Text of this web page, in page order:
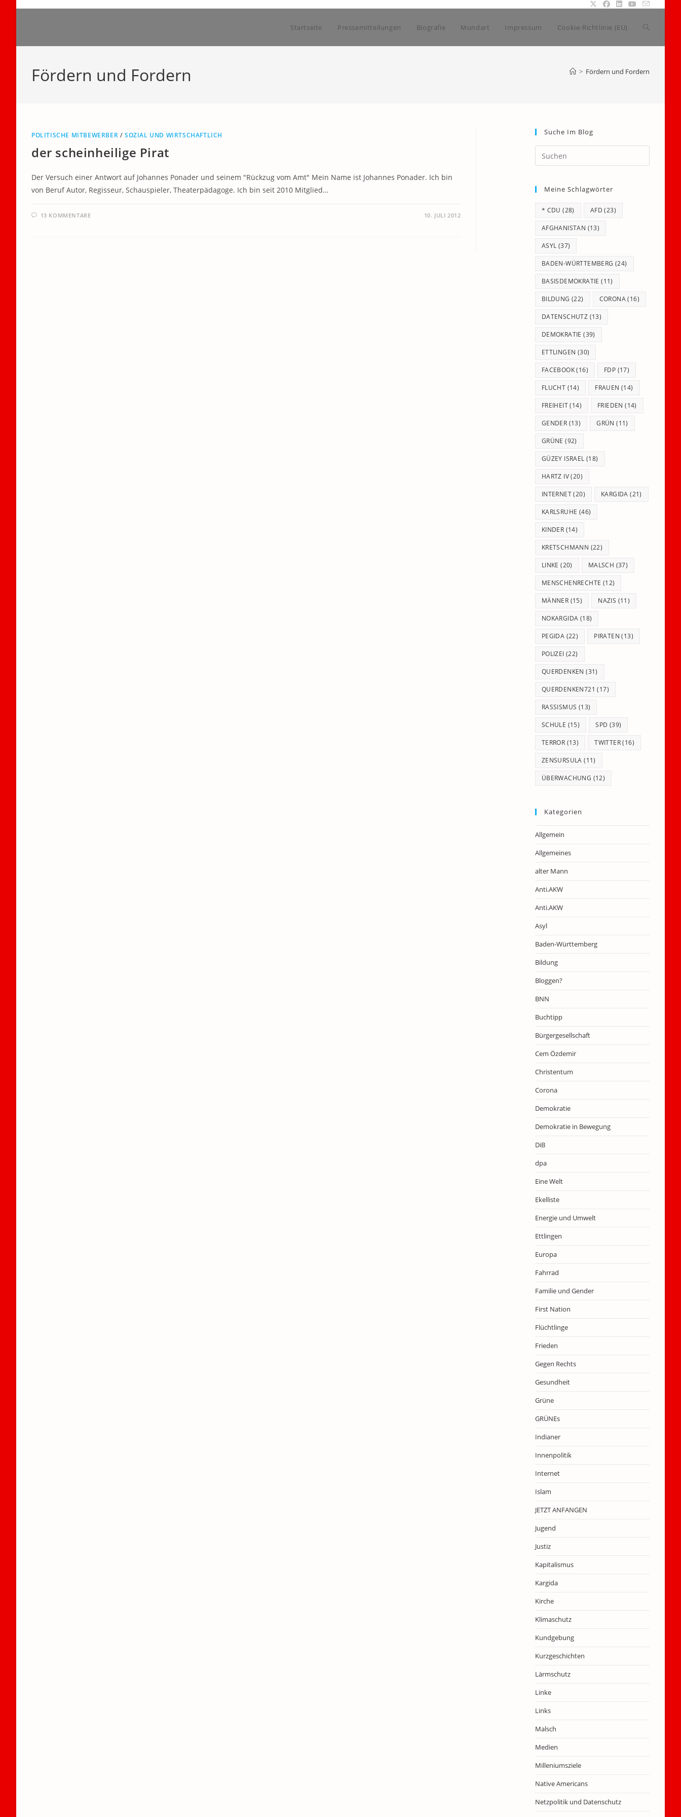
Startseite Pressemitteilungen Biografie Mundart Impressum Cookie-Richtlinie (EU) Website-
Fördern und Fordern > Fördern und Fordern
POLITISCHE MITBEWERBER /SOZIAL UND WIRTSCHAFTLICH
der scheinheilige Pirat
Der Versuch einer Antwort auf Johannes Ponader und seinem "Rückzug vom Amt" Mein Name ist Johannes Ponader. Ich bin
von Beruf Autor, Regisseur, Schauspieler, Theaterpädagoge. Ich bin seit 2010 Mitglied…
13 KOMMENTARE 10. JULI 2012
Suche Im Blog
Escape
Meine Schlagwörter
* CDU (28) AFD (23)
AFGHANISTAN (13)
ASYL (37)
BADEN-WÜRTTEMBERG (24)
BASISDEMOKRATIE (11)
BILDUNG (22) CORONA(16)
DATENSCHUTZ (13)
DEMOKRATIE (39)
ETTLINGEN (30)
FACEBOOK(16) FDP (17)
FLUCHT (14) FRAUEN (14)
FREIHEIT(14) FRIEDEN (14)
GENDER (13) GRÜN (11)
GRÜNE (92)
GÜZEY ISRAEL (18)
HARTZ IV(20)
INTERNET(20) KARGIDA (21)
KARLSRUHE (46)
KINDER (14)
KRETSCHMANN (22)
LINKE (20) MALSCH (37)
MENSCHENRECHTE (12)
MÄNNER (15) NAZIS (11)
NOKARGIDA (18)
PEGIDA (22) PIRATEN (13)
POLIZEI (22)
QUERDENKEN (31)
QUERDENKEN721 (17)
RASSISMUS (13)
SCHULE (15) SPD (39)
TERROR (13) TWITTER(16)
ZENSURSULA (11)
ÜBERWACHUNG (12)
Kategorien
Allgemein
Allgemeines
alter Mann
Anti.AKW
Anti.AKW
Asyl
Baden-Württemberg
Bildung
Bloggen?
BNN
Buchtipp
Bürgergesellschaft
Cem Özdemir
Christentum
Corona
Demokratie
Demokratie in Bewegung
DiB
dpa
Eine Welt
Ekelliste
Energie und Umwelt
Ettlingen
Europa
Fahrrad
Familie und Gender
First Nation
Flüchtlinge
Frieden
Gegen Rechts
Gesundheit
Grüne
GRÜNEs
Indianer
Innenpolitik
Internet
Islam
JETZT ANFANGEN
Jugend
Justiz
Kapitalismus
Kargida
Kirche
Klimaschutz
Kundgebung
Kurzgeschichten
Lärmschutz
Linke
Links
Malsch
Medien
Milleniumsziele
Native Americans
Netzpolitik und Datenschutz